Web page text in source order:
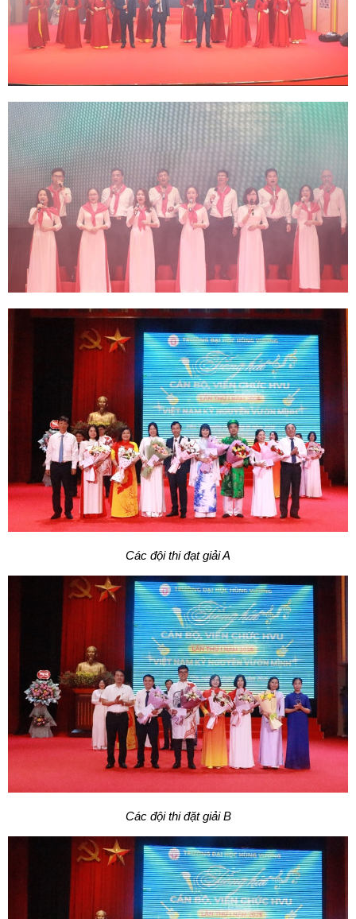
Các đội thi đạt giải A
Các đội thi đặt giải B